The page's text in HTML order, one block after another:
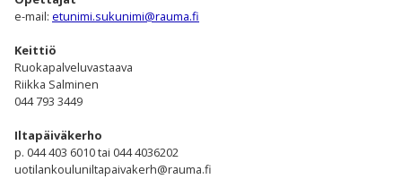
e-mail: etunimi.sukunimi@rauma.fi
Keittiö
Ruokapalveluvastaava
Riikka Salminen
044 793 3449
Iltapäiväkerho
p. 044 403 6010 tai 044 4036202
uotilankouluniltapaivakerh@rauma.fi